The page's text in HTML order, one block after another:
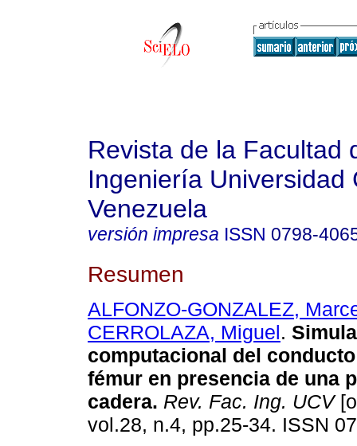
Revista de la Facultad
Ingeniería Universidad
Venezuela
versión impresa ISSN 0798-
Resumen
ALFONZO-GONZALEZ,
CERROLAZA, Miguel.
computacional del
fémur en presencia de una
cadera. Rev. Fac. Ing. UCV
vol.28, n.4, pp.25-34. ISSN